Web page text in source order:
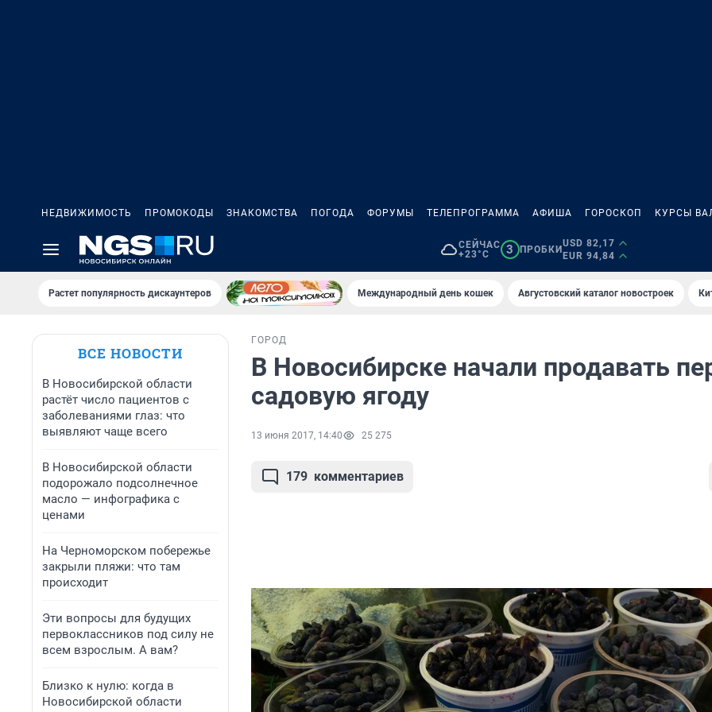
НЕДВИЖИМОСТЬ ПРОМОКОДЫ ЗНАКОМСТВА ПОГОДА ФОРУМЫ ТЕЛЕПРОГРАММА АФИША ГОРОСКОП КУРСЫ
СЕЙЧАС
+23°C
3 ПРОБКИ
USD 82,17
EUR 94,84
Растет популярность дискаунтеров Международный день кошек Августовский каталог новостроек
ВСЕ НОВОСТИ
В Новосибирской области
растёт число пациентов с
заболеваниями глаз: что
выявляют чаще всего
В Новосибирской области
подорожало подсолнечное
масло — инфографика с
ценами
На Черноморском побережье
закрыли пляжи: что там
происходит
Эти вопросы для будущих
первоклассников под силу не
всем взрослым. А вам?
Близко к нулю: когда в
Новосибирской области
ГОРОД
В Новосибирске начали продавать
садовую ягоду
13 июня 2017, 14:40 25 275
179 комментариев